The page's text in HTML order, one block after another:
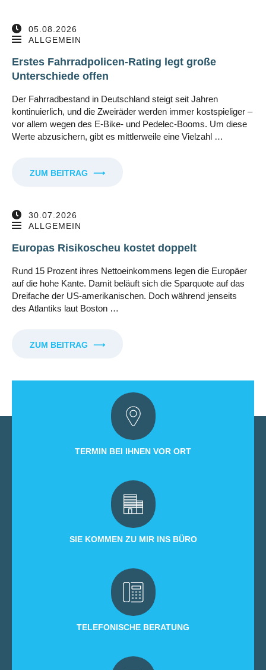
05.08.2026
ALLGEMEIN
Erstes Fahrradpolicen-Rating legt große
Unterschiede offen
Der Fahrradbestand in Deutschland steigt seit Jahren
kontinuierlich, und die Zweiräder werden immer kostspieliger –
vor allem wegen des E-Bike- und Pedelec-Booms. Um diese
Werte abzusichern, gibt es mittlerweile eine Vielzahl …
ZUM BEITRAG ⟶
30.07.2026
ALLGEMEIN
Europas Risikoscheu kostet doppelt
Rund 15 Prozent ihres Nettoeinkommens legen die Europäer
auf die hohe Kante. Damit beläuft sich die Sparquote auf das
Dreifache der US-amerikanischen. Doch während jenseits
des Atlantiks laut Boston …
ZUM BEITRAG ⟶
TERMIN BEI IHNEN VOR ORT
SIE KOMMEN ZU MIR INS BÜRO
TELEFONISCHE BERATUNG